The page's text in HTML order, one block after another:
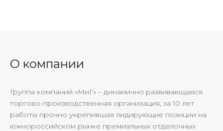
О компании
Группа компаний «МиГ» – динамично развивающаяся
торгово-производственная организация, за 10 лет
работы прочно укрепившая лидирующие позиции на
южнороссийском рынке премиальных отделочных